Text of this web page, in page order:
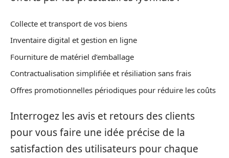
Collecte et transport de vos biens
Inventaire digital et gestion en ligne
Fourniture de matériel d’emballage
Contractualisation simplifiée et résiliation sans frais
Offres promotionnelles périodiques pour réduire les coûts
Interrogez les avis et retours des clients
pour vous faire une idée précise de la
satisfaction des utilisateurs pour chaque